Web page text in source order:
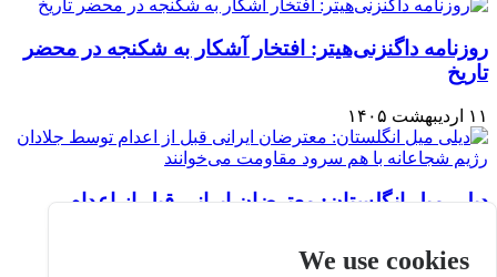
روزنامه داگنزنی‌هیتر: افتخار آشکار به شکنجه در محضر
تاریخ
۱۱ اردیبهشت ۱۴۰۵
دیلی میل انگلستان: معترضان ایرانی قبل از اعدام
۱۱ اردیبهشت ۱۴۰۵We use cookies